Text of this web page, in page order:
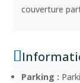
couverture
Parking :